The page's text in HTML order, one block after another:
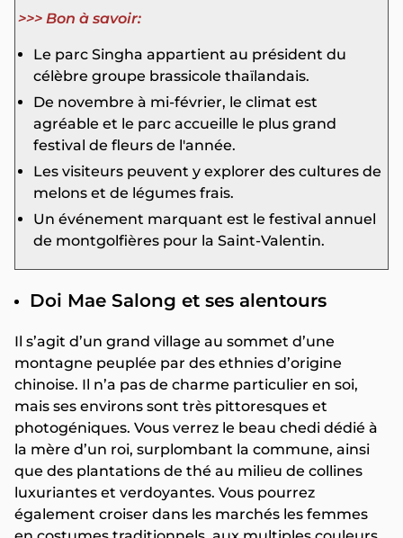
>>> Bon à savoir:
Le parc Singha appartient au président du
célèbre groupe brassicole thaïlandais.
De novembre à mi-février, le climat est
agréable et le parc accueille le plus grand
festival de fleurs de l'année.
Les visiteurs peuvent y explorer des cultures de
melons et de légumes frais.
Un événement marquant est le festival annuel
de montgolfières pour la Saint-Valentin.
Doi Mae Salong et ses alentours
Il s’agit d’un grand village au sommet d’une
montagne peuplée par des ethnies d’origine
chinoise. Il n’a pas de charme particulier en soi,
mais ses environs sont très pittoresques et
photogéniques. Vous verrez le beau chedi dédié à
la mère d’un roi, surplombant la commune, ainsi
que des plantations de thé au milieu de collines
luxuriantes et verdoyantes. Vous pourrez
également croiser dans les marchés les femmes